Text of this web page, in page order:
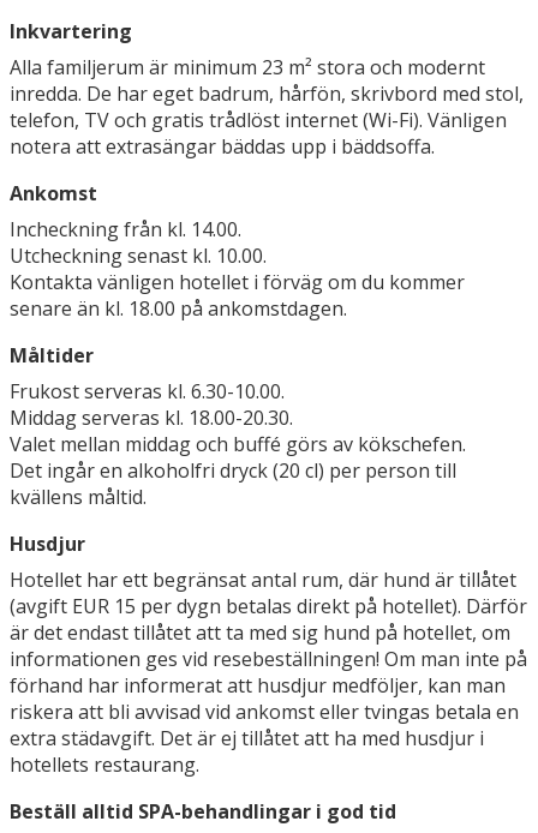
Inkvartering
Alla familjerum är minimum 23 m² stora och modernt
inredda. De har eget badrum, hårfön, skrivbord med stol,
telefon, TV och gratis trådlöst internet (Wi-Fi). Vänligen
notera att extrasängar bäddas upp i bäddsoffa.
Ankomst
Incheckning från kl. 14.00.
Utcheckning senast kl. 10.00.
Kontakta vänligen hotellet i förväg om du kommer
senare än kl. 18.00 på ankomstdagen.
Måltider
Frukost serveras kl. 6.30-10.00.
Middag serveras kl. 18.00-20.30.
Valet mellan middag och buffé görs av kökschefen.
Det ingår en alkoholfri dryck (20 cl) per person till
kvällens måltid.
Husdjur
Hotellet har ett begränsat antal rum, där hund är tillåtet
(avgift EUR 15 per dygn betalas direkt på hotellet). Därför
är det endast tillåtet att ta med sig hund på hotellet, om
informationen ges vid resebeställningen! Om man inte på
förhand har informerat att husdjur medföljer, kan man
riskera att bli avvisad vid ankomst eller tvingas betala en
extra städavgift. Det är ej tillåtet att ha med husdjur i
hotellets restaurang.
Beställ alltid SPA-behandlingar i god tid